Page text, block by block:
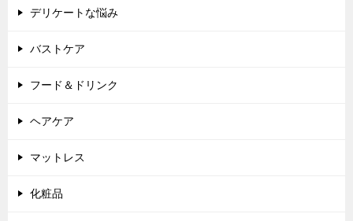
デリケートな悩み
バストケア
フード＆ドリンク
ヘアケア
マットレス
化粧品